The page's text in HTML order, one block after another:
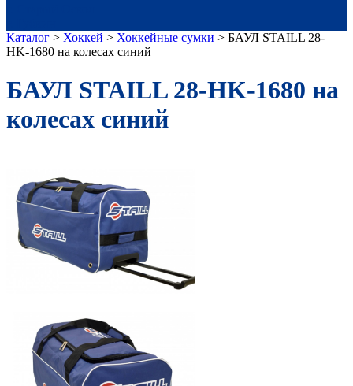
Каталог > Хоккей > Хоккейные сумки > БАУЛ STAILL 28-
HK-1680 на колесах синий
БАУЛ STAILL 28-HK-1680 на
колесах синий